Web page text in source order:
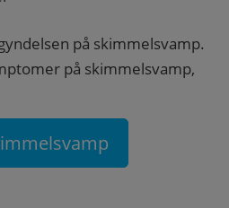
på skimmelsvamp.
på skimmelsvamp,